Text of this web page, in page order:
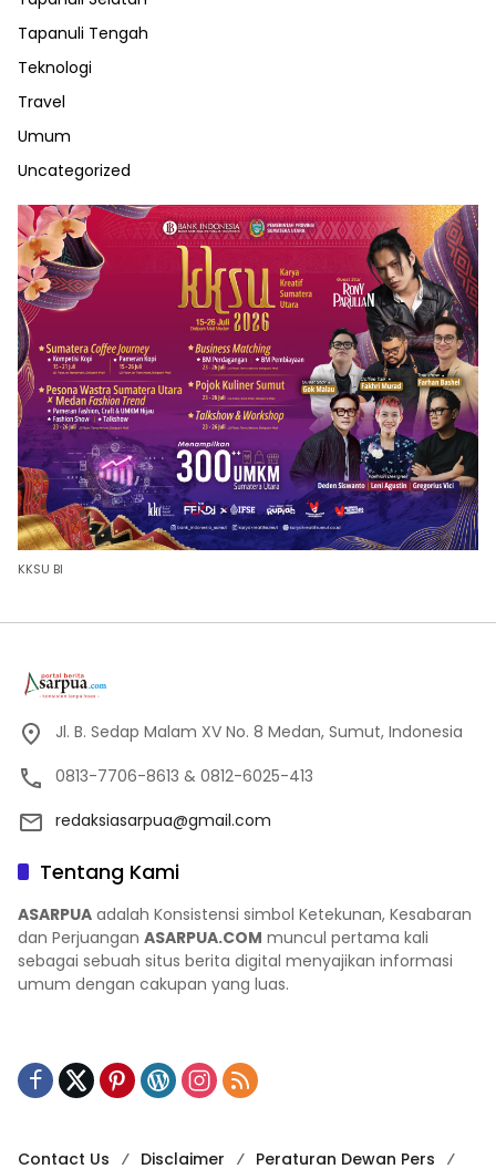
Tapanuli Tengah
Teknologi
Travel
Umum
Uncategorized
KKSU BI
Jl. B. Sedap Malam XV No. 8 Medan, Sumut, Indonesia
0813-7706-8613 & 0812-6025-413
redaksiasarpua@gmail.com
Tentang Kami
ASARPUA adalah Konsistensi simbol Ketekunan, Kesabaran
dan Perjuangan ASARPUA.COM muncul pertama kali
sebagai sebuah situs berita digital menyajikan informasi
umum dengan cakupan yang luas.
Contact Us Disclaimer Peraturan Dewan Pers